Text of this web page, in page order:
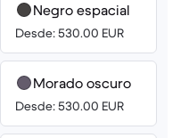
Negro espacial
Desde: 530.00 EUR
Morado oscuro
Desde: 530.00 EUR